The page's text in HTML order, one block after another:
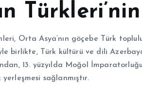
Orta Asya’nın göçebe Türk
birlikte, Türk kültürü ve dili
13. yüzyılda Moğol
sağlanmıştır.